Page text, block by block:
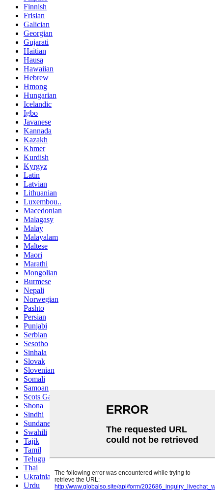
Finnish
Frisian
Galician
Georgian
Gujarati
Haitian
Hausa
Hawaiian
Hebrew
Hmong
Hungarian
Icelandic
Igbo
Javanese
Kannada
Kazakh
Khmer
Kurdish
Kyrgyz
Latin
Latvian
Lithuanian
Luxembou..
Macedonian
Malagasy
Malay
Malayalam
Maltese
Maori
Marathi
Mongolian
Burmese
Nepali
Norwegian
Pashto
Persian
Punjabi
Serbian
Sesotho
Sinhala
Slovak
Slovenian
Somali
Samoan
Scots Gaelic
Shona
Sindhi
Sundanese
Swahili
Tajik
Tamil
Telugu
Thai
Ukrainian
Urdu